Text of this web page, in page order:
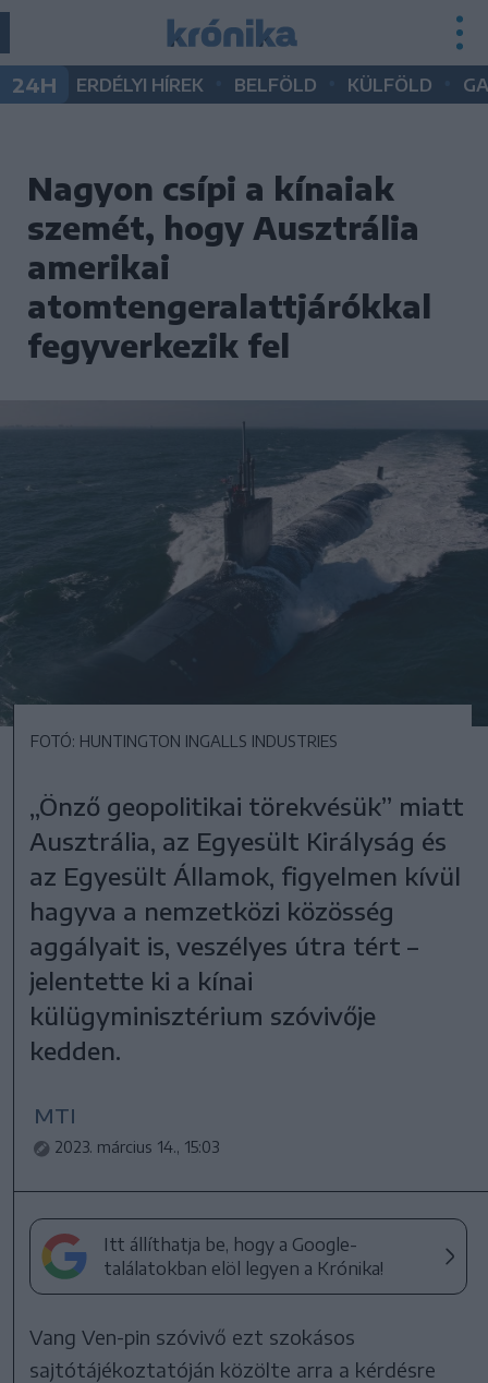
24H ERDÉLYI HÍREK BELFÖLD KÜLFÖLD
Nagyon csípi a kínaiak
szemét, hogy Ausztrália
amerikai
atomtengeralattjárókkal
fegyverkezik fel
FOTÓ: HUNTINGTON INGALLS INDUSTRIES
„Önző geopolitikai törekvésük” miatt
Ausztrália, az Egyesült Királyság és
az Egyesült Államok, figyelmen kívül
hagyva a nemzetközi közösség
aggályait is, veszélyes útra tért –
jelentette ki a kínai
külügyminisztérium szóvivője
kedden.
MTI
2023. március 14., 15:03
Itt állíthatja be, hogy a Google-
találatokban elöl legyen a Krónika!
Vang Ven-pin szóvivő ezt szokásos
sajtótájékoztatóján közölte arra a kérdésre